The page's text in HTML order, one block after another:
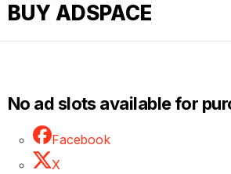
BUY ADSPACE
No ad slots available for
Facebook
X